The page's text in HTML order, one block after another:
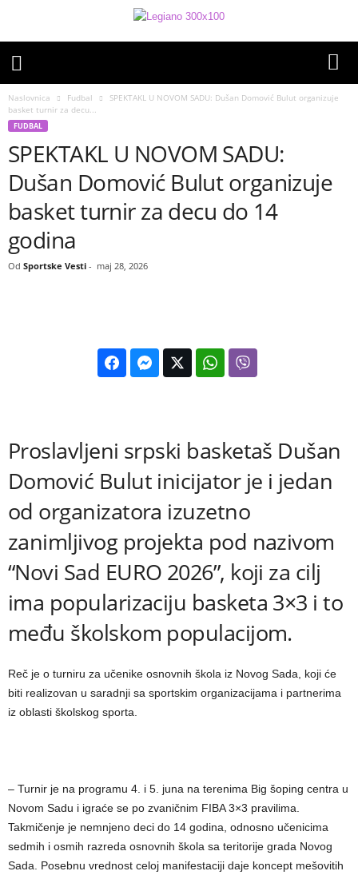
Naslovnica Fudbal
SPEKTAKL U NOVOM SADU: Dušan Domović Bulut organizuje
basket turnir za decu...
FUDBAL
SPEKTAKL U NOVOM SADU:
Dušan Domović Bulut organizuje
basket turnir za decu do 14
godina
Od Sportske Vesti - maj 28, 2026
Proslavljeni srpski basketaš Dušan
Domović Bulut inicijator je i jedan
od organizatora izuzetno
zanimljivog projekta pod nazivom
“Novi Sad EURO 2026”, koji za cilj
ima popularizaciju basketa 3×3 i to
među školskom populacijom.
Reč je o turniru za učenike osnovnih škola iz Novog Sada, koji će
biti realizovan u saradnji sa sportskim organizacijama i partnerima
iz oblasti školskog sporta.
– Turnir je na programu 4. i 5. juna na terenima Big šoping centra u
Novom Sadu i igraće se po zvaničnim FIBA 3×3 pravilima.
Takmičenje je nemnjeno deci do 14 godina, odnosno učenicima
sedmih i osmih razreda osnovnih škola sa teritorije grada Novog
Sada. Posebnu vrednost celoj manifestaciji daje koncept mešovitih